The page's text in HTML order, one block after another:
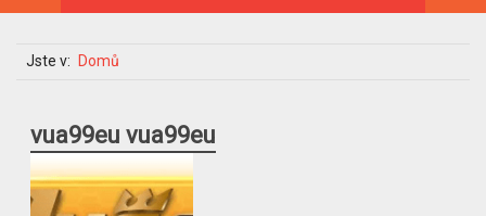
Jste v: Domů
vua99eu vua99eu